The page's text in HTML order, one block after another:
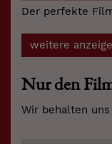
Der perfekte
weitere
Nur den
Wir behalten